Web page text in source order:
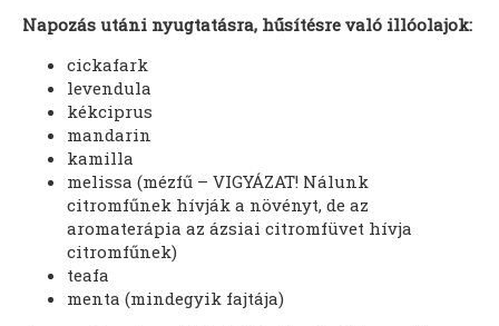
Napozás utáni nyugtatásra, hűsítésre való illóolajok:
cickafark
levendula
kékciprus
mandarin
kamilla
melissa (mézfű – VIGYÁZAT! Nálunk
citromfűnek hívják a növényt, de az
aromaterápia az ázsiai citromfüvet hívja
citromfűnek)
teafa
menta (mindegyik fajtája)